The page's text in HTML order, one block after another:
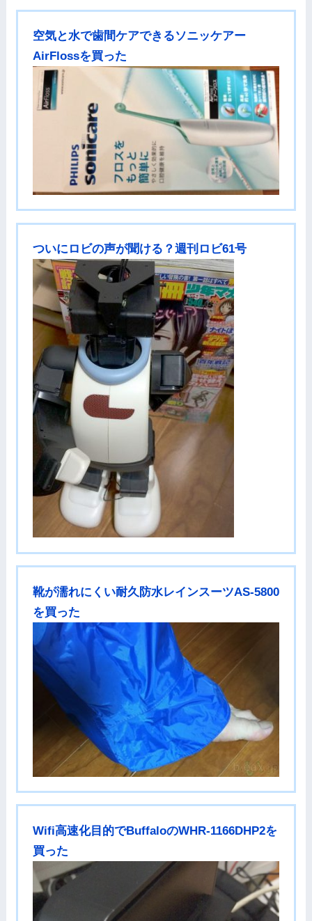
空気と水で歯間ケアできるソニッケアー
AirFlossを買った
ついにロビの声が聞ける？週刊ロビ61号
靴が濡れにくい耐久防水レインスーツAS-5800
を買った
Wifi高速化目的でBuffaloのWHR-1166DHP2を
買った